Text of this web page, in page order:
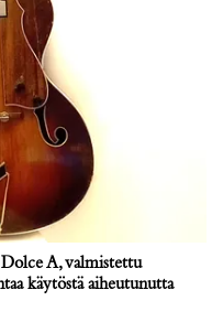
A, valmistettu
käytöstä aiheutunutta